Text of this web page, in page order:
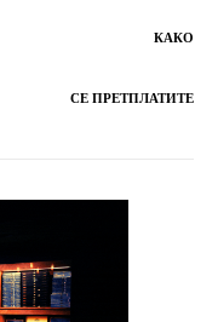
КАКО
СЕ ПРЕТПЛАТИТЕ